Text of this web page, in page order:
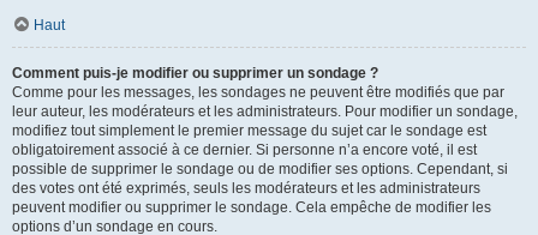
Haut
Comment puis-je modifier ou supprimer un sondage ?
Comme pour les messages, les sondages ne peuvent être modifiés que par
leur auteur, les modérateurs et les administrateurs. Pour modifier un sondage,
modifiez tout simplement le premier message du sujet car le sondage est
obligatoirement associé à ce dernier. Si personne n’a encore voté, il est
possible de supprimer le sondage ou de modifier ses options. Cependant, si
des votes ont été exprimés, seuls les modérateurs et les administrateurs
peuvent modifier ou supprimer le sondage. Cela empêche de modifier les
options d’un sondage en cours.